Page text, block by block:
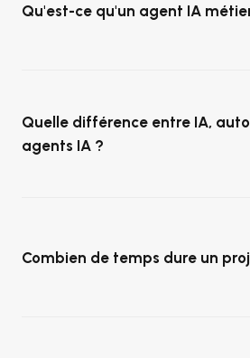
Qu'est-ce qu'un agent IA
Quelle différence entre IA,
agents IA ?
Combien de temps dure un